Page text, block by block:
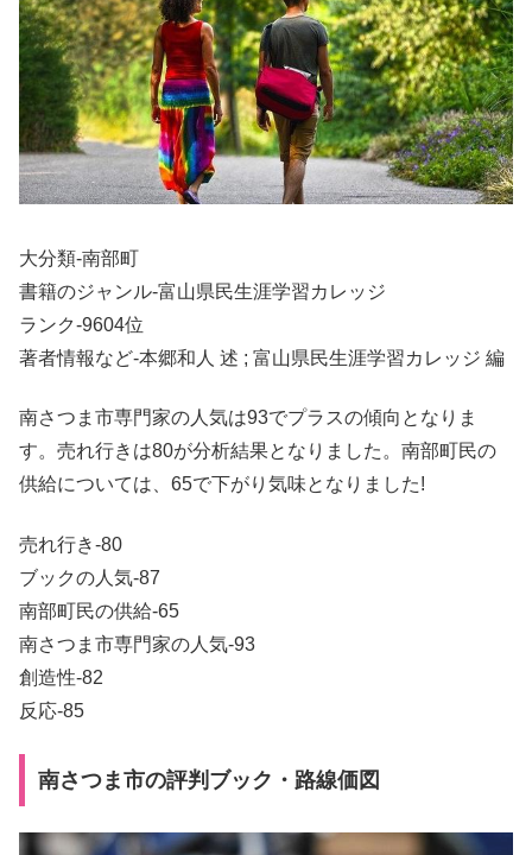
大分類-南部町
書籍のジャンル-富山県民生涯学習カレッジ
ランク-9604位
著者情報など-本郷和人 述 ; 富山県民生涯学習カレッジ 編
南さつま市専門家の人気は93でプラスの傾向となりま
す。売れ行きは80が分析結果となりました。南部町民の
供給については、65で下がり気味となりました!
売れ行き-80
ブックの人気-87
南部町民の供給-65
南さつま市専門家の人気-93
創造性-82
反応-85
南さつま市の評判ブック・路線価図